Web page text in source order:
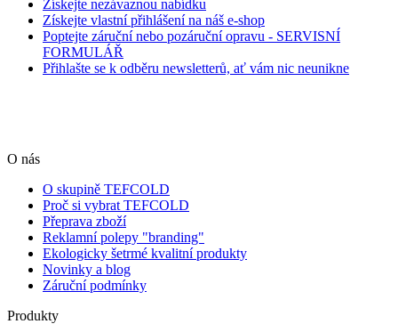
Získejte nezávaznou nabídku
Získejte vlastní přihlášení na náš e-shop
Poptejte záruční nebo pozáruční opravu - SERVISNÍ
FORMULÁŘ
Přihlašte se k odběru newsletterů, ať vám nic neunikne
O nás
O skupině TEFCOLD
Proč si vybrat TEFCOLD
Přeprava zboží
Reklamní polepy "branding"
Ekologicky šetrmé kvalitní produkty
Novinky a blog
Záruční podmínky
Produkty